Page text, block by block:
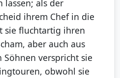
lassen; als der
ihrem Chef in die
sie fluchtartig ihren
aber auch aus
verspricht sie
obwohl sie